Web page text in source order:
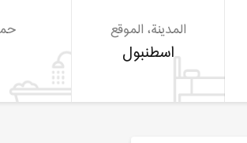
المدينة، الموقع
اسطنبول